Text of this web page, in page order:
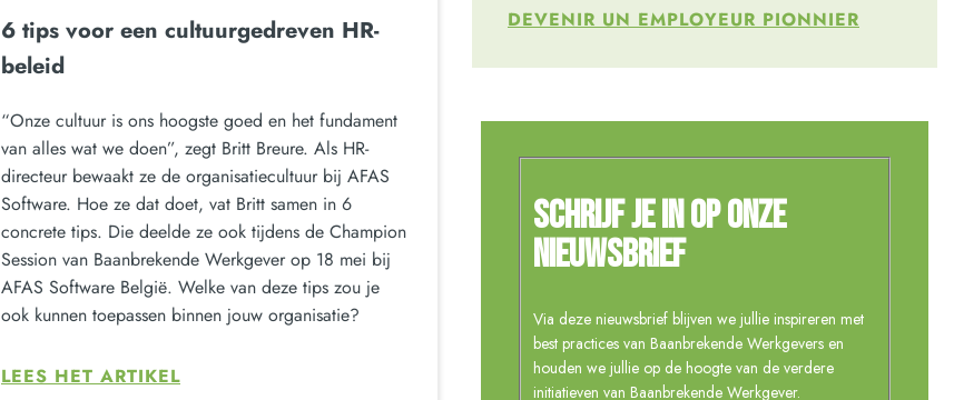
6 tips voor een cultuurgedreven HR-
beleid
“Onze cultuur is ons hoogste goed en het fundament
van alles wat we doen”, zegt Britt Breure. Als HR-
directeur bewaakt ze de organisatiecultuur bij AFAS
Software. Hoe ze dat doet, vat Britt samen in 6
concrete tips. Die deelde ze ook tijdens de Champion
Session van Baanbrekende Werkgever op 18 mei bij
AFAS Software België. Welke van deze tips zou je
ook kunnen toepassen binnen jouw organisatie?
LEES HET ARTIKEL
DEVENIR UN EMPLOYEUR PIONNIER